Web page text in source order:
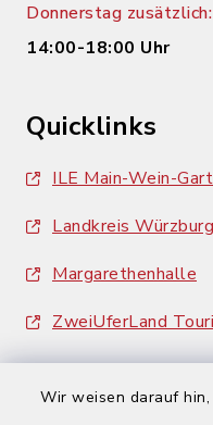
Wir weisen darauf
Donnerstag zusätzlich:
14:00-18:00 Uhr
Quicklinks
ILE Main-Wein-
Landkreis Würzburg
Margarethenhalle
ZweiUferLand